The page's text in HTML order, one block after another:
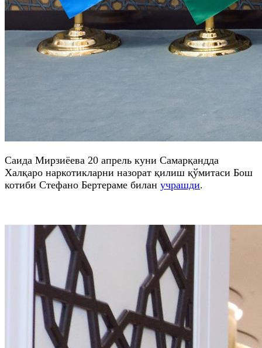
Саида Мирзиёева 20 апрель куни Самарқандда
Халқаро наркотикларни назорат қилиш қўмитаси Бош
котиби Стефано Бертераме билан учрашди.